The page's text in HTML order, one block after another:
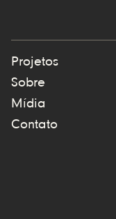
Projetos
Sobre
Mídia
Contato